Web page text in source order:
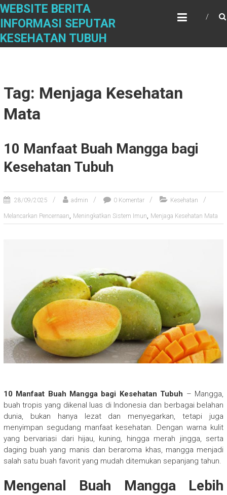
Skip
content
WEBSITE BERITA
INFORMASI SEPUTAR
KESEHATAN TUBUH
Tag: Menjaga Kesehatan
Mata
10 Manfaat Buah Mangga bagi
Kesehatan Tubuh
28/09/2025 admin 0 Komentar Kesehatan
Melancarkan Pencernaan, Meningkatkan Sistem Imun, Menjaga Kesehatan Mata
10 Manfaat Buah Mangga bagi Kesehatan Tubuh – Mangga,
buah tropis yang dikenal luas di Indonesia dan berbagai belahan
dunia, bukan hanya lezat dan menyegarkan, tetapi juga
menyimpan segudang manfaat kesehatan. Dengan warna kulit
yang bervariasi dari hijau, kuning, hingga merah jingga, serta
daging buah yang manis dan beraroma khas, mangga menjadi
salah satu buah favorit yang mudah ditemukan sepanjang tahun.
Mengenal Buah Mangga Lebih